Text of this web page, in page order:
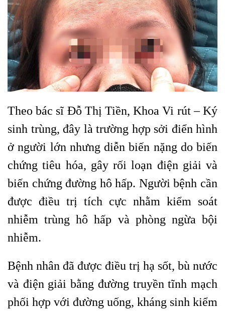
Theo bác sĩ Đỗ Thị Tiền, Khoa Vi rút – Ký
sinh trùng, đây là trường hợp sởi điển hình
ở người lớn nhưng diễn biến nặng do biến
chứng tiêu hóa, gây rối loạn điện giải và
biến chứng đường hô hấp. Người bệnh cần
được điều trị tích cực nhằm kiểm soát
nhiễm trùng hô hấp và phòng ngừa bội
nhiễm.
Bệnh nhân đã được điều trị hạ sốt, bù nước
và điện giải bằng đường truyền tĩnh mạch
phối hợp với đường uống, kháng sinh kiểm